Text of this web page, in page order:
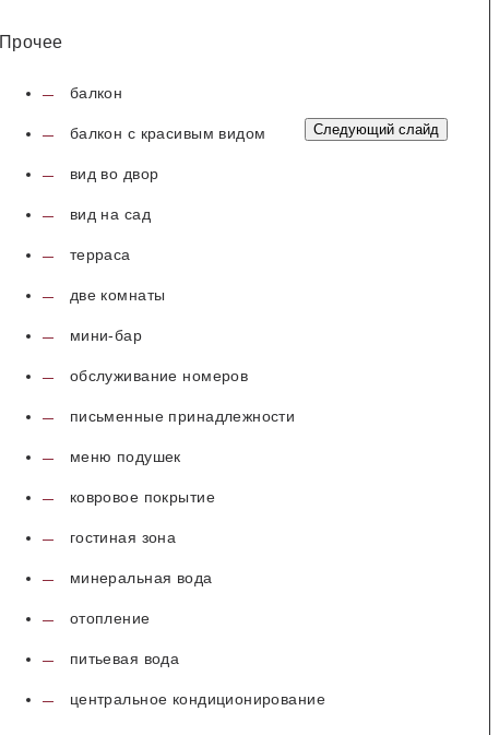
Следующий слайд
Прочее
балкон
балкон с красивым видом
вид во двор
вид на сад
терраса
две комнаты
мини-бар
обслуживание номеров
письменные принадлежности
меню подушек
ковровое покрытие
гостиная зона
минеральная вода
отопление
питьевая вода
центральное кондиционирование